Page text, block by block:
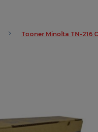
Tooner Minolta TN-216